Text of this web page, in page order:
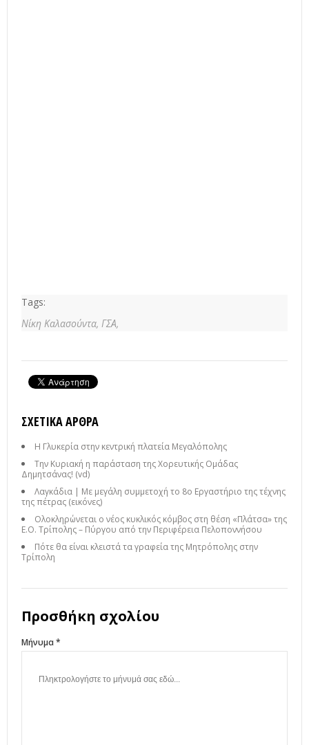
Tags:
Νίκη Καλασούντα, ΓΣΑ,
ΣΧΕΤΙΚΆ ΆΡΘΡΑ
Η Γλυκερία στην κεντρική πλατεία Μεγαλόπολης
Την Κυριακή η παράσταση της Χορευτικής Ομάδας
Δημητσάνας! (vd)
Λαγκάδια | Με μεγάλη συμμετοχή το 8ο Εργαστήριο της τέχνης
της πέτρας (εικόνες)
Ολοκληρώνεται ο νέος κυκλικός κόμβος στη θέση «Πλάτσα» της
Ε.Ο. Τρίπολης – Πύργου από την Περιφέρεια Πελοποννήσου
Πότε θα είναι κλειστά τα γραφεία της Μητρόπολης στην
Τρίπολη
Προσθήκη σχολίου
Μήνυμα *